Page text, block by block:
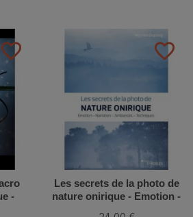
favorite_border
-
favorite_border
Les secrets de la photo de
nature onirique - Emotion -